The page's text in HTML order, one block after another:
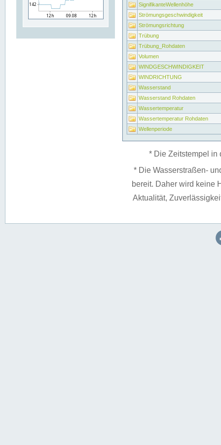
SignifikanteWellenhöhe
Strömungsgeschwindigkeit
Strömungsrichtung
Trübung
Trübung_Rohdaten
Volumen
WINDGESCHWINDIGKEIT
WINDRICHTUNG
Wasserstand
Wasserstand Rohdaten
Wassertemperatur
Wassertemperatur Rohdaten
Wellenperiode
* Die Zeitstempel in
* Die Wasserstraßen-
bereit. Daher wird keine
Aktualität,